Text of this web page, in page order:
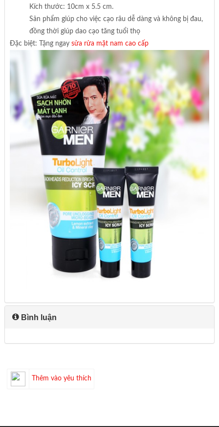
Kích thước: 10cm x 5.5 cm.
Sản phẩm giúp cho việc cạo râu dễ dàng và không bị đau,
đồng thời giúp dao cạo tăng tuổi thọ
Đặc biệt: Tặng ngay sửa rửa mặt nam cao cấp
Bình luận
Thêm vào yêu thích